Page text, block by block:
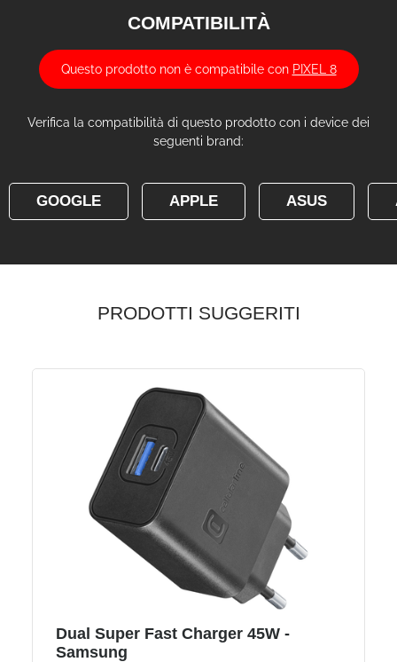
COMPATIBILITÀ
Questo prodotto non è compatibile con PIXEL 8
Verifica la compatibilità di questo prodotto con i device dei
seguenti brand:
GOOGLE APPLE ASUS
PRODOTTI SUGGERITI
Dual Super Fast Charger 45W -
Samsung